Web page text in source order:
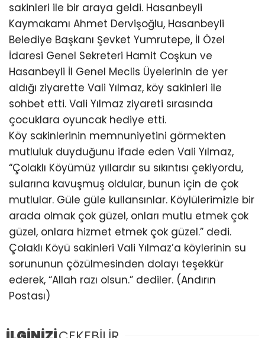
WhatsApp
İhbar Hattı
sakinleri ile bir araya geldi. Hasanbeyli
Kaymakamı Ahmet Dervişoğlu, Hasanbeyli
Belediye Başkanı Şevket Yumrutepe, İl Özel
İdaresi Genel Sekreteri Hamit Coşkun ve
Hasanbeyli İl Genel Meclis Üyelerinin de yer
aldığı ziyarette Vali Yılmaz, köy sakinleri ile
sohbet etti. Vali Yılmaz ziyareti sırasında
çocuklara oyuncak hediye etti.
Köy sakinlerinin memnuniyetini görmekten
mutluluk duyduğunu ifade eden Vali Yılmaz,
“Çolaklı Köyümüz yıllardır su sıkıntısı çekiyordu,
sularına kavuşmuş oldular, bunun için de çok
mutlular. Güle güle kullansınlar. Köylülerimizle bir
arada olmak çok güzel, onları mutlu etmek çok
güzel, onlara hizmet etmek çok güzel.” dedi.
Çolaklı Köyü sakinleri Vali Yılmaz’a köylerinin su
sorununun çözülmesinden dolayı teşekkür
ederek, “Allah razı olsun.” dediler. (Andırın
Postası)